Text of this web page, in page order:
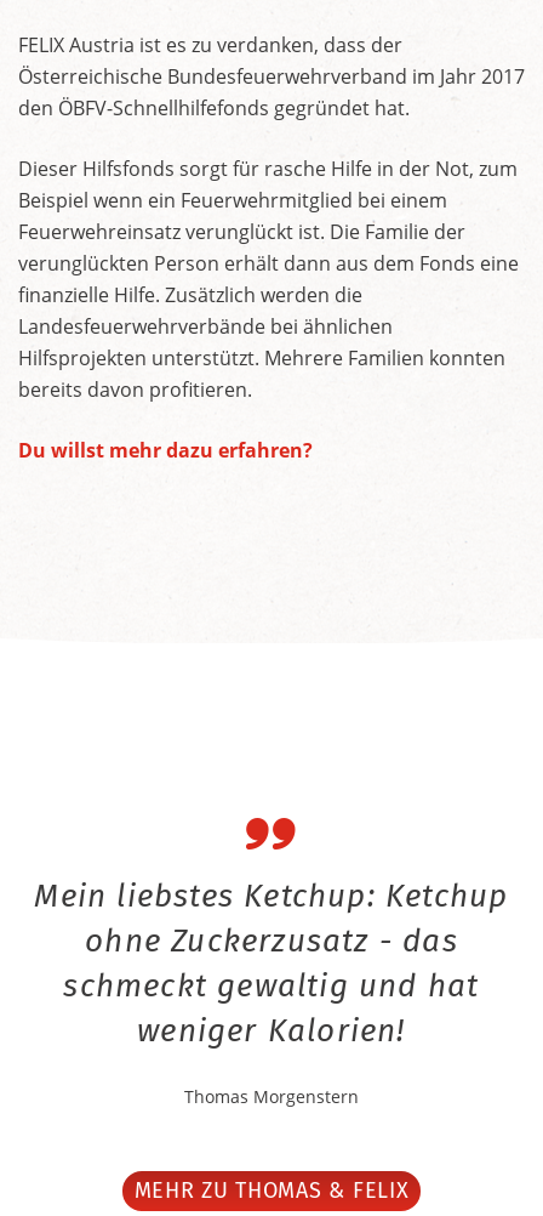
FELIX Austria ist es zu verdanken, dass der
Österreichische Bundesfeuerwehrverband im Jahr 2017
den ÖBFV-Schnellhilfefonds gegründet hat.
Dieser Hilfsfonds sorgt für rasche Hilfe in der Not, zum
Beispiel wenn ein Feuerwehrmitglied bei einem
Feuerwehreinsatz verunglückt ist. Die Familie der
verunglückten Person erhält dann aus dem Fonds eine
finanzielle Hilfe. Zusätzlich werden die
Landesfeuerwehrverbände bei ähnlichen
Hilfsprojekten unterstützt. Mehrere Familien konnten
bereits davon profitieren.
Du willst mehr dazu erfahren?
Mein liebstes Ketchup: Ketchup
ohne Zuckerzusatz - das
schmeckt gewaltig und hat
weniger Kalorien!
Thomas Morgenstern
MEHR ZU THOMAS & FELIX